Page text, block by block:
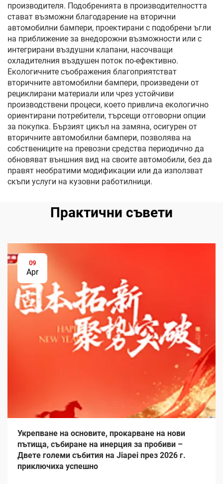
производителя. Подобренията в производителността
стават възможни благодарение на вторични
автомобилни бампери, проектирани с подобрени ъгли
на приближение за внедорожни възможности или с
интегрирани въздушни клапани, насочващи
охладителния въздушен поток по-ефективно.
Екологичните съображения благоприятстват
вторичните автомобилни бампери, произведени от
рециклирани материали или чрез устойчиви
производствени процеси, което привлича екологично
ориентирани потребители, търсещи отговорни опции
за покупка. Бързият цикъл на замяна, осигурен от
вторичните автомобилни бампери, позволява на
собствениците на превозни средства периодично да
обновяват външния вид на своите автомобили, без да
правят необратими модификации или да използват
скъпи услуги на кузовни работилници.
Практични съвети
09
Apr
Укрепване на основите, прокарване на нови
пътища, събиране на инерция за пробиви –
Двете големи събития на Jiapei през 2026 г.
приключиха успешно